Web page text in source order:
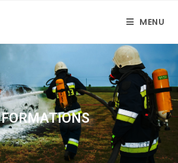
MENU
FORMATIONS